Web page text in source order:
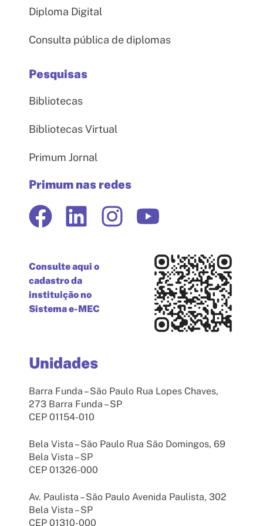
Diploma Digital
Consulta pública de diplomas
Pesquisas
Bibliotecas
Bibliotecas Virtual
Primum Jornal
Primum nas redes
Consulte aqui o
cadastro da
instituição no
Sistema e-MEC
Unidades
Barra Funda – São Paulo Rua Lopes Chaves,
273 Barra Funda – SP
CEP 01154-010
Bela Vista – São Paulo Rua São Domingos, 69
Bela Vista – SP
CEP 01326-000
Av. Paulista – São Paulo Avenida Paulista, 302
Bela Vista – SP
CEP 01310-000